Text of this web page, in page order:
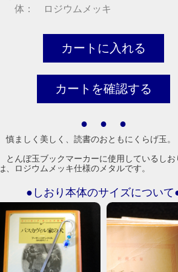
： ロジウムメッキ
● ● ●
ましく美しく、読書のおともにくらげ玉。
んぼ玉ブックマーカーに使用しているしお
、ロジウムメッキ仕様のメタルです。
●しおり本体のサイズについて